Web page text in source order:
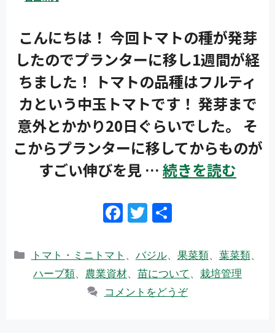
大テーマ
小テーマ
検索
リセット
こんにちは！ 今回トマトの種が発芽
したのでプランターに移し1週間が経
ちました！ トマトの品種はフルティ
カという中玉トマトです！ 発芽まで
意外とかかり20日ぐらいでした。 そ
こからプランターに移してからものが
すごい伸びを見 … 続きを読む
F
e
b
o
T
itt
er
カ
テ
トマト・ミニトマト 、 バジル、 果菜類、 葉菜類、
ハーブ類、 農業資材、 苗について、 栽培管理
コメントをどうぞ